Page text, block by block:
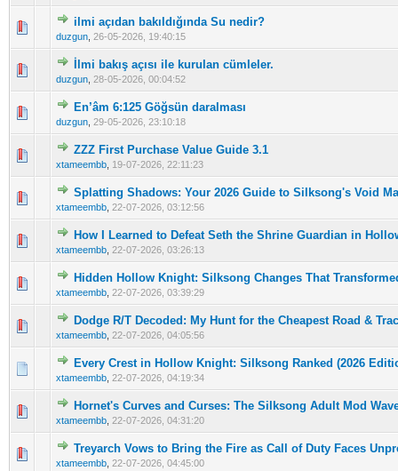
ilmi açıdan bakıldığında Su nedir?
duzgun 26-05-2026, 19:40:15
0 Oy(lar) - Ortalama 5 üzerinden 0
123 45
İlmi bakış açısı ile kurulan cümleler.
duzgun 28-05-2026, 00:04:52
0 Oy(lar) - Ortalama 5 üzerinden 0
12345
En’âm 6:125 Göğsün daralması
duzgun 29-05-2026, 23:10:18
0 Oy(lar) - Ortalama 5 üzerinden 0
12345
ZZZ First Purchase Value Guide 3.1
xtameembb 19-07-2026, 22:11:23
0 Oy(lar) - Ortalama 5 üzerinden 0
12345
Splatting Shadows: Your 2026 Guide to Silksong's Void
xtameembb 22-07-2026, 03:12:56
0 Oy(lar) - Ortalama 5 üzerinden 0
123 45
How I Learned to Defeat Seth the Shrine Guardian in
xtameembb 22-07-2026, 03:26:13
0 Oy(lar) - Ortalama 5 üzerinden 0
12345
Hidden Hollow Knight: Silksong Changes That
xtameembb 22-07-2026, 03:39:29
0 Oy(lar) - Ortalama 5 üzerinden 0
12345
Dodge R/T Decoded: My Hunt for the Cheapest Road &
xtameembb 22-07-2026, 04:05:56
0 Oy(lar) - Ortalama 5 üzerinden 0
123 45
Every Crest in Hollow Knight: Silksong Ranked (2026
xtameembb 22-07-2026, 04:19:34
0 Oy(lar) - Ortalama 5 üzerinden 0
1 2345
Hornet's Curves and Curses: The Silksong Adult Mod
xtameembb 22-07-2026, 04:31:20
0 Oy(lar) - Ortalama 5 üzerinden 0
12345
Treyarch Vows to Bring the Fire as Call of Duty Faces
xtameembb 22-07-2026, 04:45:00
0 Oy(lar) - Ortalama 5 üzerinden 0
12 345